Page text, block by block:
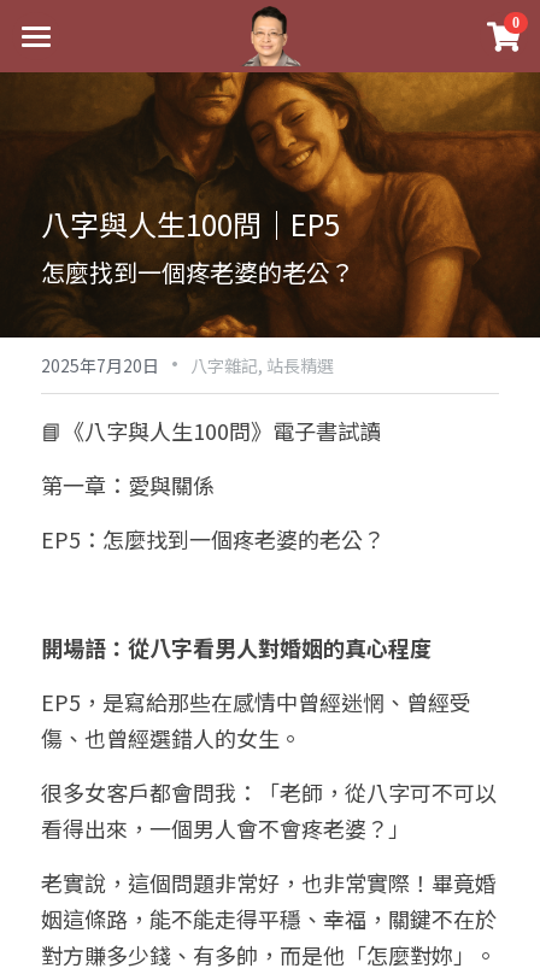
0
最新消息
關於我
實體經營
祖傳命理
手工印鑑
課程介紹
五行八字學
後天派陽宅
Blog
黃金會員專區
八字雜記
心靈成長
人氣最高
臉書生活
好書推廌
試閱專區
Podcast聽書
團隊訓練營
八字視頻
線上直播
自我挑戰
線上學苑
八字初階班1
八字初階班2
八字中階班
八字高階班
五人實戰班
五行計算初階班
五行計算高階班
團隊訓練營
命理商城
八字完整班
科學八字推理PDF
八字批命
小兒命名
我的著作
科學八字推理2
科學八字推理3
科學八字輕鬆學
輕鬆學會科學八字推理
批命預約
上課預約
常見問題
FB粉絲頁
登錄 /註冊
搜索
繁體中文
0938617837
八字與人生100問｜EP5
怎麼找到一個疼老婆的老公？
2025年7月20日 · 八字雜記, 站長精選
📘《八字與人生100問》電子書試讀
第一章：愛與關係
EP5：怎麼找到一個疼老婆的老公？
開場語：從八字看男人對婚姻的真心程度
EP5，是寫給那些在感情中曾經迷惘、曾經受
傷、也曾經選錯人的女生。
很多女客戶都會問我：「老師，從八字可不可以
看得出來，一個男人會不會疼老婆？」
老實說，這個問題非常好，也非常實際！畢竟婚
姻這條路，能不能走得平穩、幸福，關鍵不在於
對方賺多少錢、有多帥，而是他「怎麼對妳」。
×
商品分類
八字線上完整班
科學八字推理PDF
《十神高階實戰錄》完整典藏版
1美元超值PDF